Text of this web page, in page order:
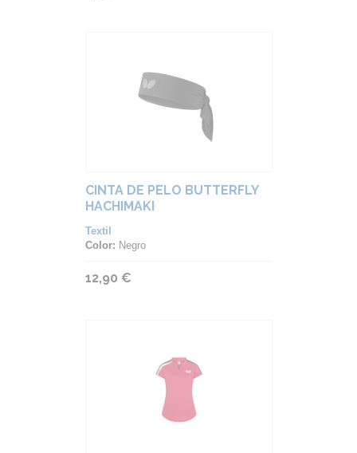
CINTA DE PELO BUTTERFLY
HACHIMAKI
Textil
Color: Negro
12,90 €